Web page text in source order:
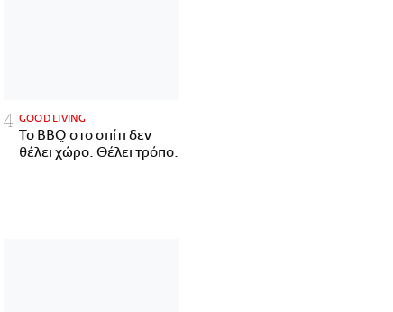
GOOD LIVING
Το BBQ στο σπίτι δεν
θέλει χώρο. Θέλει τρόπο.